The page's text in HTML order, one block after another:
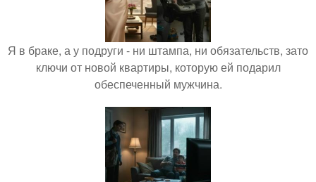
Я в браке, а у подруги - ни штампа, ни обязательств, зато
ключи от новой квартиры, которую ей подарил
обеспеченный мужчина.